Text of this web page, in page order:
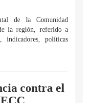
de la Comunidad
la región, referido a
indicadores, políticas
contra el